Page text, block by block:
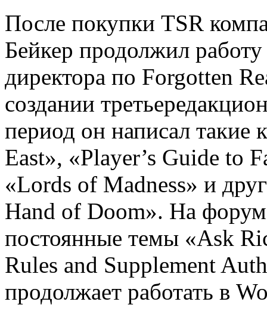
После покупки TSR
Бейкер продолжил работу
директора по Forgotten
создании
период он написал такие
East», «Player’s Guide to
«Lords of Madness» и
Hand of Doom». На
постоянные темы «Ask
Rules and Supplement
продолжает работать в